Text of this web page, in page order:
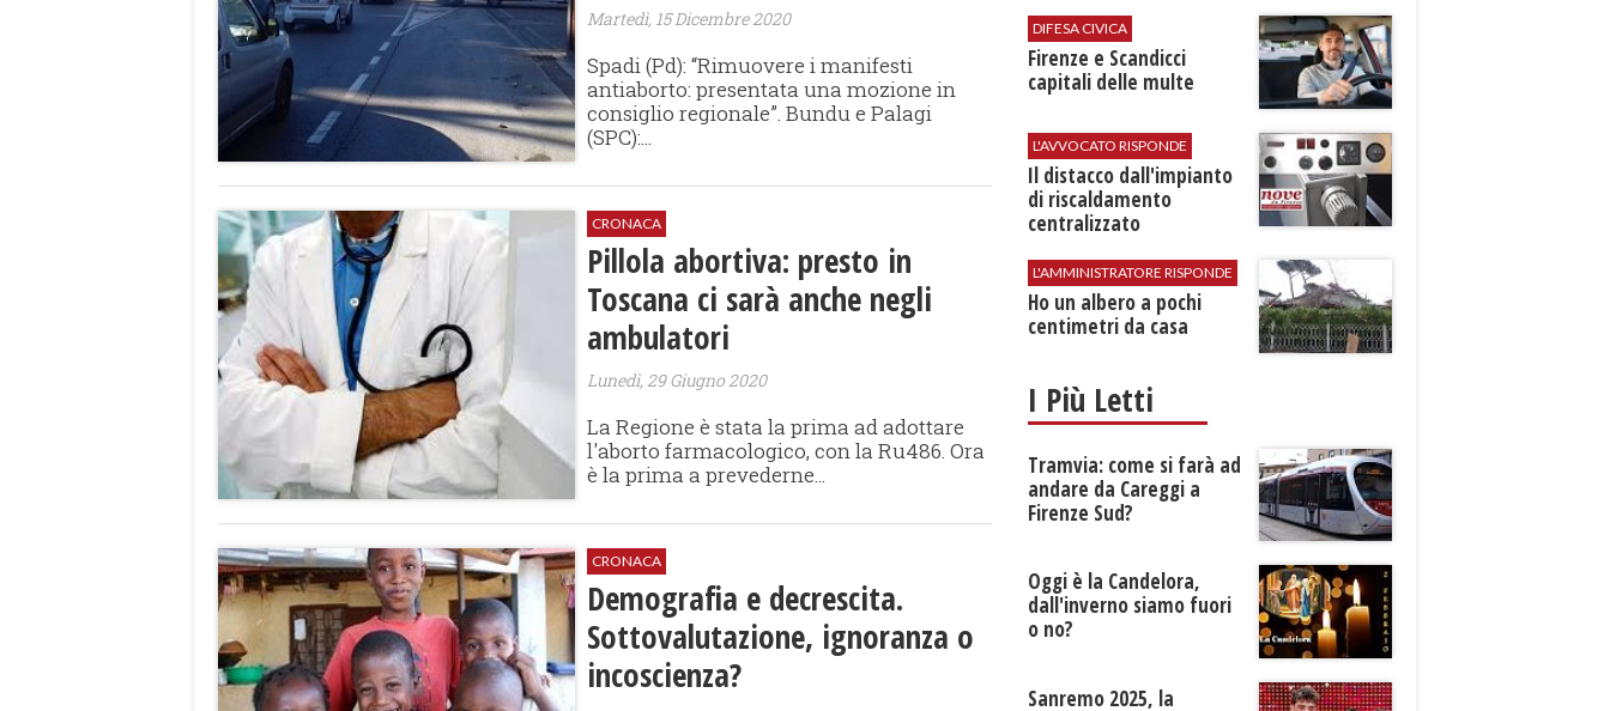
Martedì, 15 Dicembre 2020
Spadi (Pd): “Rimuovere i manifesti
antiaborto: presentata una mozione in
consiglio regionale”. Bundu e Palagi
(SPC):...
CRONACA
Pillola abortiva: presto in
Toscana ci sarà anche negli
ambulatori
Lunedì, 29 Giugno 2020
La Regione è stata la prima ad adottare
l'aborto farmacologico, con la Ru486. Ora
è la prima a prevederne...
CRONACA
Demografia e decrescita.
Sottovalutazione, ignoranza o
incoscienza?
DIFESA CIVICA
Firenze e Scandicci
capitali delle multe
L'AVVOCATO RISPONDE
Il distacco dall'impianto
di riscaldamento
centralizzato
L'AMMINISTRATORE RISPONDE
Ho un albero a pochi
centimetri da casa
I Più Letti
Tramvia: come si farà ad
andare da Careggi a
Firenze Sud?
Oggi è la Candelora,
dall'inverno siamo fuori
o no?
Sanremo 2025, la